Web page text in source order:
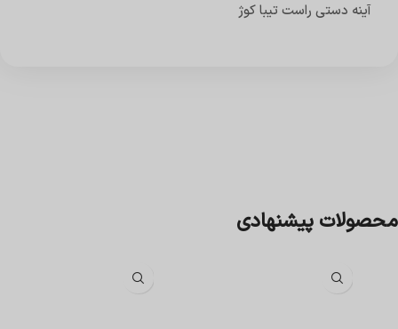
آینه دستی راست تیبا کوژ
محصولات پیشنهادی